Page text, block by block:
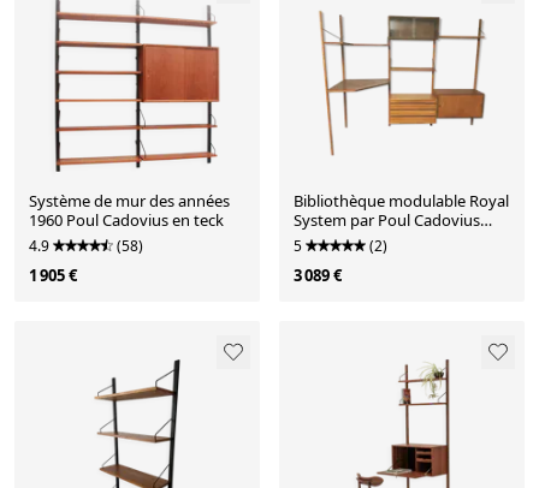
Système de mur des années
1960 Poul Cadovius en teck
4.9 (58)
1 905 €
Bibliothèque modulable Royal
System par Poul Cadovius
Danemark 1950 /1960
5 (2)
3 089 €